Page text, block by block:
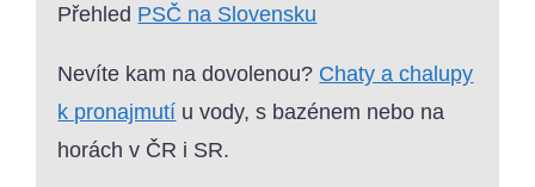
Přehled PSČ na Slovensku
Nevíte kam na dovolenou? Chaty a chalupy
k pronajmutí u vody, s bazénem nebo na
horách v ČR i SR.